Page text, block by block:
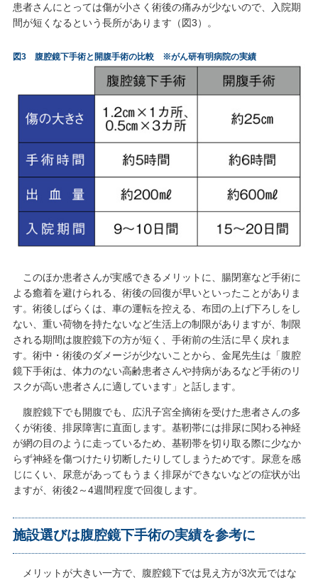
患者さんにとっては傷が小さく術後の痛みが少ないので、入院期
間が短くなるという長所があります（図3）。
図3 腹腔鏡下手術と開腹手術の比較 ※がん研有明病院の実績
このほか患者さんが実感できるメリットに、腸閉塞など手術に
よる癒着を避けられる、術後の回復が早いといったことがありま
す。術後しばらくは、車の運転を控える、布団の上げ下ろしをし
ない、重い荷物を持たないなど生活上の制限がありますが、制限
される期間は腹腔鏡下の方が短く、手術前の生活に早く戻れま
す。術中・術後のダメージが少ないことから、金尾先生は「腹腔
鏡下手術は、体力のない高齢患者さんや持病があるなど手術のリ
スクが高い患者さんに適しています」と話します。
腹腔鏡下でも開腹でも、広汎子宮全摘術を受けた患者さんの多
くが術後、排尿障害に直面します。基靭帯には排尿に関わる神経
が網の目のように走っているため、基靭帯を切り取る際に少なか
らず神経を傷つけたり切断したりしてしまうためです。尿意を感
じにくい、尿意があってもうまく排尿ができないなどの症状が出
ますが、術後2～4週間程度で回復します。
施設選びは腹腔鏡下手術の実績を参考に
メリットが大きい一方で、腹腔鏡下では見え方が3次元ではな